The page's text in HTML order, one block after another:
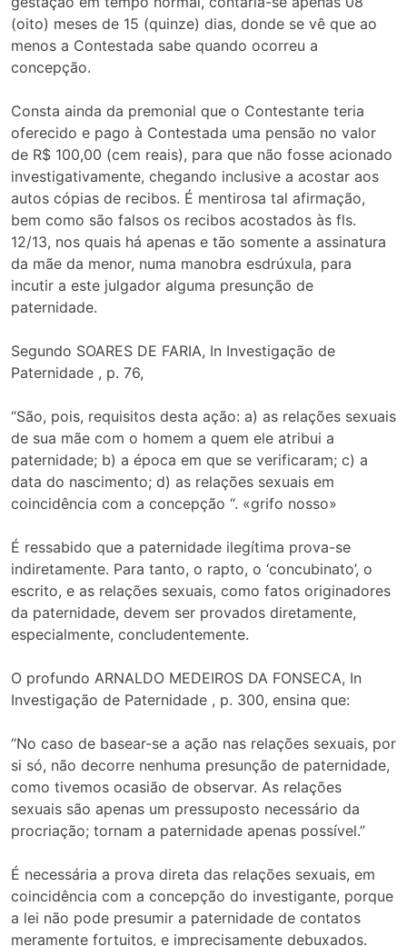
(oito) meses de 15 (quinze) dias, donde se vê que ao
menos a Contestada sabe quando ocorreu a
concepção.
Consta ainda da premonial que o Contestante teria
oferecido e pago à Contestada uma pensão no valor
de R$ 100,00 (cem reais), para que não fosse acionado
investigativamente, chegando inclusive a acostar aos
autos cópias de recibos. É mentirosa tal afirmação,
bem como são falsos os recibos acostados às fls.
12/13, nos quais há apenas e tão somente a assinatura
da mãe da menor, numa manobra esdrúxula, para
incutir a este julgador alguma presunção de
paternidade.
Segundo SOARES DE FARIA, In Investigação de
Paternidade , p. 76,
“São, pois, requisitos desta ação: a) as relações sexuais
de sua mãe com o homem a quem ele atribui a
paternidade; b) a época em que se verificaram; c) a
data do nascimento; d) as relações sexuais em
coincidência com a concepção “. «grifo nosso»
É ressabido que a paternidade ilegítima prova-se
indiretamente. Para tanto, o rapto, o ‘concubinato’, o
escrito, e as relações sexuais, como fatos originadores
da paternidade, devem ser provados diretamente,
especialmente, concludentemente.
O profundo ARNALDO MEDEIROS DA FONSECA, In
Investigação de Paternidade , p. 300, ensina que:
“No caso de basear-se a ação nas relações sexuais, por
si só, não decorre nenhuma presunção de paternidade,
como tivemos ocasião de observar. As relações
sexuais são apenas um pressuposto necessário da
procriação; tornam a paternidade apenas possível.”
É necessária a prova direta das relações sexuais, em
coincidência com a concepção do investigante, porque
a lei não pode presumir a paternidade de contatos
meramente fortuitos, e imprecisamente debuxados.